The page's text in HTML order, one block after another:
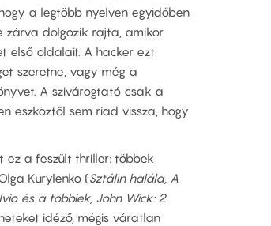
a legtöbb nyelven egyidőben
zárva dolgozik rajta, amikor
első oldalait. A hacker ezt
szeretne, vagy még a
A szivárogtató csak a
eszköztől sem riad vissza, hogy
ez a feszült thriller: többek
Kurylenko (Sztálin halála, A
és a többiek, John Wick: 2.
idéző, mégis váratlan